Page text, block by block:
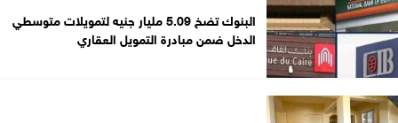
البنوك تضخ 5.09 مليار جنيه لتمويلات متوسطي
الدخل ضمن مبادرة التمويل العقاري